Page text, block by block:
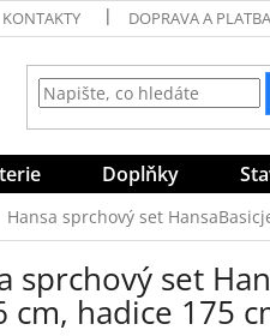
KONTAKTY DOPRAVA A PLATBA
Doplňky
Hansa sprchový set
sprchový set
cm, hadice 175